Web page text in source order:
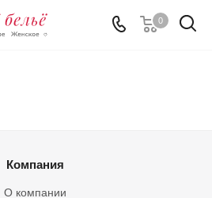
0
Компания
О компании